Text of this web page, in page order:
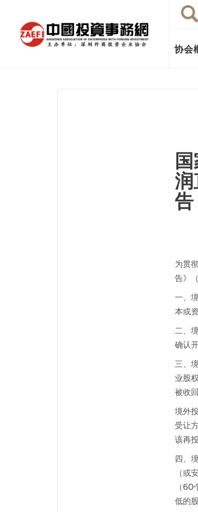
协会
润
告
为贯
告》
一、
本或
二、
确认
三、
业股
被收
境外
受让
该再
四、
（或
（
低的